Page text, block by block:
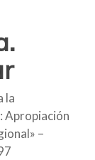
la
Apropiación
–